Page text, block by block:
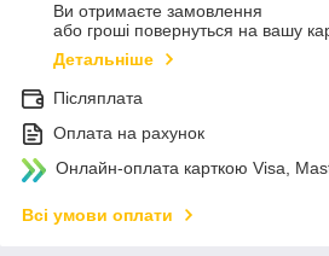
Ви отримаєте замовлення
або гроші повернуться на вашу
Детальніше
Післяплата
Оплата на рахунок
Онлайн-оплата карткою Visa,
Всі умови оплати